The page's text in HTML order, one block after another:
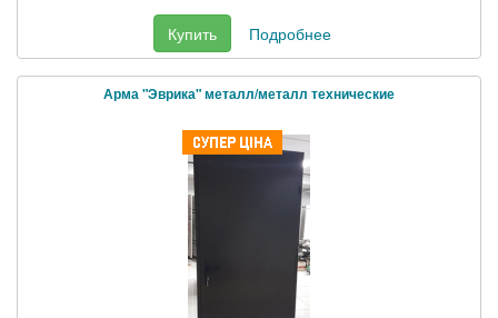
Купить Подробнее
Арма "Эврика" металл/металл технические